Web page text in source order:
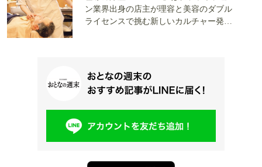
ン業界出身の店主が理容と美容のダブル
ライセンスで挑む新しいカルチャー発信